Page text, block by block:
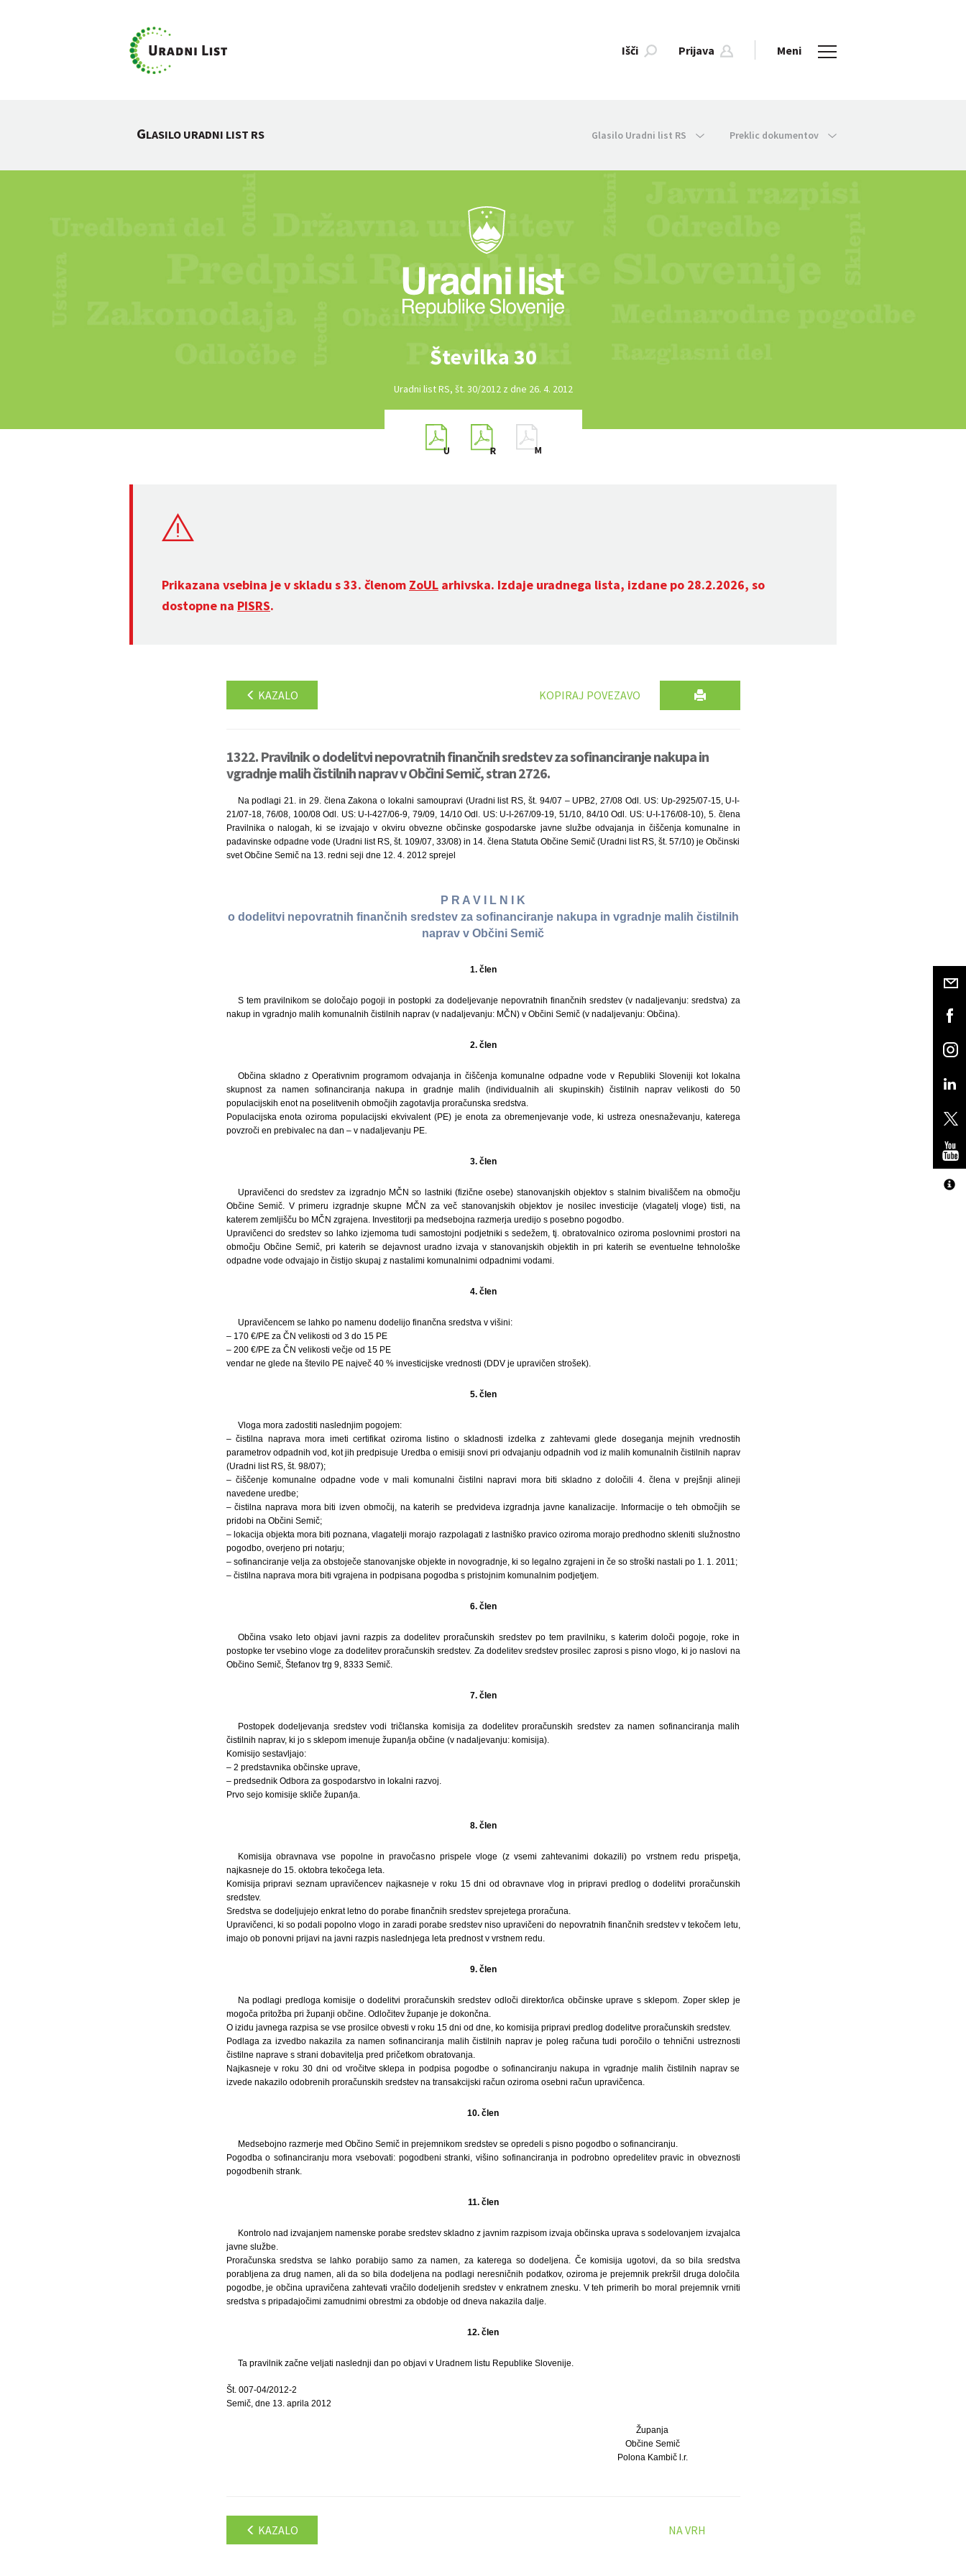
Išči Prijava Meni
GLASILO URADNI LIST RS Glasilo Uradni list RS Preklic dokumentov
Številka 30
Uradni list RS, št. 30/2012 z dne 26. 4. 2012
Prikazana vsebina je v skladu s 33. členom ZoUL arhivska. Izdaje uradnega lista, izdane po 28.2.2026, so
dostopne na PISRS.
KAZALO KOPIRAJ POVEZAVO
1322. Pravilnik o dodelitvi nepovratnih finančnih sredstev za sofinanciranje nakupa in
vgradnje malih čistilnih naprav v Občini Semič, stran 2726.
Na podlagi 21. in 29. člena Zakona o lokalni samoupravi (Uradni list RS, št. 94/07 – UPB2, 27/08 Odl. US: Up-2925/07-15, U-I-
21/07-18, 76/08, 100/08 Odl. US: U-I-427/06-9, 79/09, 14/10 Odl. US: U-I-267/09-19, 51/10, 84/10 Odl. US: U-I-176/08-10), 5. člena
Pravilnika o nalogah, ki se izvajajo v okviru obvezne občinske gospodarske javne službe odvajanja in čiščenja komunalne in
padavinske odpadne vode (Uradni list RS, št. 109/07, 33/08) in 14. člena Statuta Občine Semič (Uradni list RS, št. 57/10) je Občinski
svet Občine Semič na 13. redni seji dne 12. 4. 2012 sprejel
P R A V I L N I K
o dodelitvi nepovratnih finančnih sredstev za sofinanciranje nakupa in vgradnje malih čistilnih
naprav v Občini Semič
1. člen
S tem pravilnikom se določajo pogoji in postopki za dodeljevanje nepovratnih finančnih sredstev (v nadaljevanju: sredstva) za
nakup in vgradnjo malih komunalnih čistilnih naprav (v nadaljevanju: MČN) v Občini Semič (v nadaljevanju: Občina).
2. člen
Občina skladno z Operativnim programom odvajanja in čiščenja komunalne odpadne vode v Republiki Sloveniji kot lokalna
skupnost za namen sofinanciranja nakupa in gradnje malih (individualnih ali skupinskih) čistilnih naprav velikosti do 50
populacijskih enot na poselitvenih območjih zagotavlja proračunska sredstva.
Populacijska enota oziroma populacijski ekvivalent (PE) je enota za obremenjevanje vode, ki ustreza onesnaževanju, katerega
povzroči en prebivalec na dan – v nadaljevanju PE.
3. člen
Upravičenci do sredstev za izgradnjo MČN so lastniki (fizične osebe) stanovanjskih objektov s stalnim bivališčem na območju
Občine Semič. V primeru izgradnje skupne MČN za več stanovanjskih objektov je nosilec investicije (vlagatelj vloge) tisti, na
katerem zemljišču bo MČN zgrajena. Investitorji pa medsebojna razmerja uredijo s posebno pogodbo.
Upravičenci do sredstev so lahko izjemoma tudi samostojni podjetniki s sedežem, tj. obratovalnico oziroma poslovnimi prostori na
območju Občine Semič, pri katerih se dejavnost uradno izvaja v stanovanjskih objektih in pri katerih se eventuelne tehnološke
odpadne vode odvajajo in čistijo skupaj z nastalimi komunalnimi odpadnimi vodami.
4. člen
Upravičencem se lahko po namenu dodelijo finančna sredstva v višini:
– 170 €/PE za ČN velikosti od 3 do 15 PE
– 200 €/PE za ČN velikosti večje od 15 PE
vendar ne glede na število PE največ 40 % investicijske vrednosti (DDV je upravičen strošek).
5. člen
Vloga mora zadostiti naslednjim pogojem:
– čistilna naprava mora imeti certifikat oziroma listino o skladnosti izdelka z zahtevami glede doseganja mejnih vrednostih
parametrov odpadnih vod, kot jih predpisuje Uredba o emisiji snovi pri odvajanju odpadnih vod iz malih komunalnih čistilnih naprav
(Uradni list RS, št. 98/07);
– čiščenje komunalne odpadne vode v mali komunalni čistilni napravi mora biti skladno z določili 4. člena v prejšnji alineji
navedene uredbe;
– čistilna naprava mora biti izven območij, na katerih se predvideva izgradnja javne kanalizacije. Informacije o teh območjih se
pridobi na Občini Semič;
– lokacija objekta mora biti poznana, vlagatelji morajo razpolagati z lastniško pravico oziroma morajo predhodno skleniti služnostno
pogodbo, overjeno pri notarju;
– sofinanciranje velja za obstoječe stanovanjske objekte in novogradnje, ki so legalno zgrajeni in če so stroški nastali po 1. 1. 2011;
– čistilna naprava mora biti vgrajena in podpisana pogodba s pristojnim komunalnim podjetjem.
6. člen
Občina vsako leto objavi javni razpis za dodelitev proračunskih sredstev po tem pravilniku, s katerim določi pogoje, roke in
postopke ter vsebino vloge za dodelitev proračunskih sredstev. Za dodelitev sredstev prosilec zaprosi s pisno vlogo, ki jo naslovi na
Občino Semič, Štefanov trg 9, 8333 Semič.
7. člen
Postopek dodeljevanja sredstev vodi tričlanska komisija za dodelitev proračunskih sredstev za namen sofinanciranja malih
čistilnih naprav, ki jo s sklepom imenuje župan/ja občine (v nadaljevanju: komisija).
Komisijo sestavljajo:
– 2 predstavnika občinske uprave,
– predsednik Odbora za gospodarstvo in lokalni razvoj.
Prvo sejo komisije skliče župan/ja.
8. člen
Komisija obravnava vse popolne in pravočasno prispele vloge (z vsemi zahtevanimi dokazili) po vrstnem redu prispetja,
najkasneje do 15. oktobra tekočega leta.
Komisija pripravi seznam upravičencev najkasneje v roku 15 dni od obravnave vlog in pripravi predlog o dodelitvi proračunskih
sredstev.
Sredstva se dodeljujejo enkrat letno do porabe finančnih sredstev sprejetega proračuna.
Upravičenci, ki so podali popolno vlogo in zaradi porabe sredstev niso upravičeni do nepovratnih finančnih sredstev v tekočem letu,
imajo ob ponovni prijavi na javni razpis naslednjega leta prednost v vrstnem redu.
9. člen
Na podlagi predloga komisije o dodelitvi proračunskih sredstev odloči direktor/ica občinske uprave s sklepom. Zoper sklep je
mogoča pritožba pri županji občine. Odločitev županje je dokončna.
O izidu javnega razpisa se vse prosilce obvesti v roku 15 dni od dne, ko komisija pripravi predlog dodelitve proračunskih sredstev.
Podlaga za izvedbo nakazila za namen sofinanciranja malih čistilnih naprav je poleg računa tudi poročilo o tehnični ustreznosti
čistilne naprave s strani dobavitelja pred pričetkom obratovanja.
Najkasneje v roku 30 dni od vročitve sklepa in podpisa pogodbe o sofinanciranju nakupa in vgradnje malih čistilnih naprav se
izvede nakazilo odobrenih proračunskih sredstev na transakcijski račun oziroma osebni račun upravičenca.
10. člen
Medsebojno razmerje med Občino Semič in prejemnikom sredstev se opredeli s pisno pogodbo o sofinanciranju.
Pogodba o sofinanciranju mora vsebovati: pogodbeni stranki, višino sofinanciranja in podrobno opredelitev pravic in obveznosti
pogodbenih strank.
11. člen
Kontrolo nad izvajanjem namenske porabe sredstev skladno z javnim razpisom izvaja občinska uprava s sodelovanjem izvajalca
javne službe.
Proračunska sredstva se lahko porabijo samo za namen, za katerega so dodeljena. Če komisija ugotovi, da so bila sredstva
porabljena za drug namen, ali da so bila dodeljena na podlagi neresničnih podatkov, oziroma je prejemnik prekršil druga določila
pogodbe, je občina upravičena zahtevati vračilo dodeljenih sredstev v enkratnem znesku. V teh primerih bo moral prejemnik vrniti
sredstva s pripadajočimi zamudnimi obrestmi za obdobje od dneva nakazila dalje.
12. člen
Ta pravilnik začne veljati naslednji dan po objavi v Uradnem listu Republike Slovenije.
Št. 007-04/2012-2
Semič, dne 13. aprila 2012
Županja
Občine Semič
Polona Kambič l.r.
KAZALO NA VRH